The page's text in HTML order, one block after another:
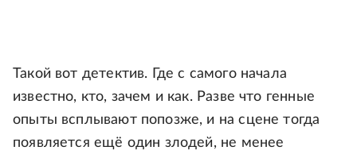
Такой вот детектив. Где с самого начала
известно, кто, зачем и как. Разве что генные
опыты всплывают попозже, и на сцене тогда
появляется ещё один злодей, не менее